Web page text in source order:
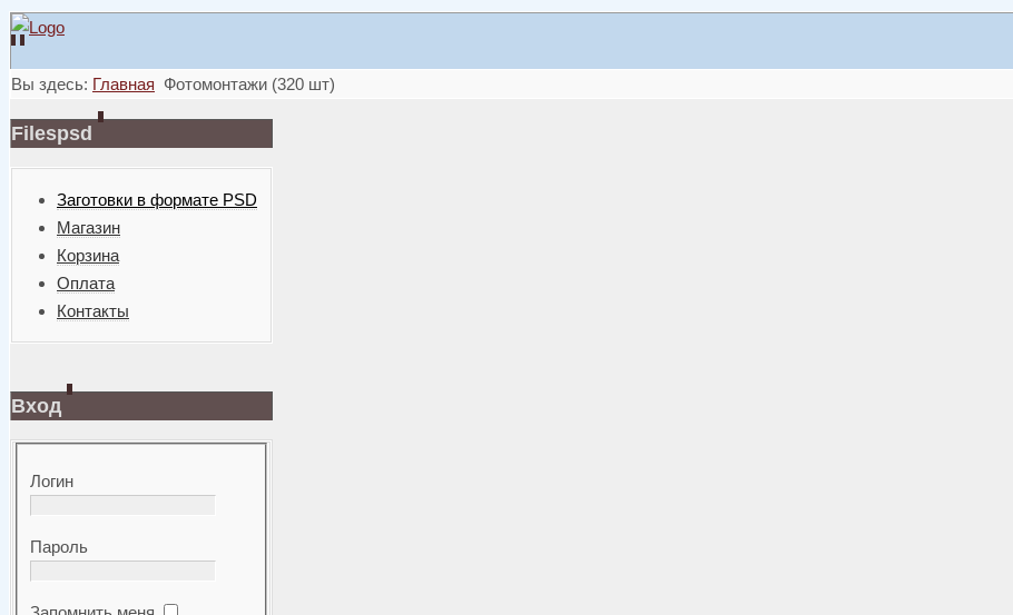
Вы здесь: Главная Фотомонтажи (320 шт)
Filespsd
Заготовки в формате PSD
Магазин
Корзина
Оплата
Контакты
Вход
Логин
Пароль